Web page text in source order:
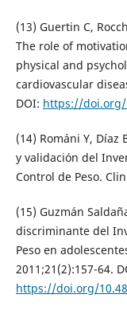
(13) Guertin C,
The role of
physical and
cardiovascular
DOI: https://doi.org/
(14) Románi Y, Díaz
y validación del
Control de Peso.
(15) Guzmán
discriminante del
Peso en
2011;21(2):157-64.
https://doi.org/